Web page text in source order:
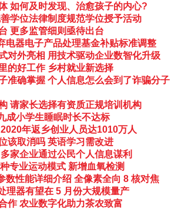
如何及时发现、治愈孩子的内心?
学位法律制度规范学位授予活动
更多监管细则亟待出台
电器电子产品处理基金补贴标准调整
对外亮相 用技术驱动企业数智化升级
的好工作 乡村就业新选择
准确掌握 个人信息怎么会到了诈骗分子
请家长选择有资质正规培训机构
成小学生睡眠时长不达标
年返乡创业人员达1010万人
该取消吗 英语学习需改进
家企业通过公民个人信息谋利
专业运动模式 新增血氧检测
数性能详细介绍 全像素全向 8 核对焦
理器有望在 5 月份大规模量产
作 农业数字化助力茶农致富